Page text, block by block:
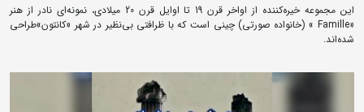
این مجموعه خیره‌کننده از اواخر قرن 19 تا اوایل قرن 20 میلادی، نمونه‌ای نادر از هنر
«Famille » (خانواده صورتی) چینی است که با ظرافتی بی‌نظیر در شهر «کانتون»طراحی
شده‌اند.